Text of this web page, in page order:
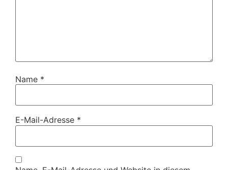
Name *
E-Mail-Adresse *